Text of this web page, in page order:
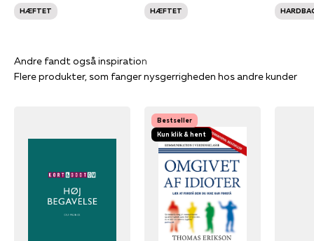
HÆFTET HÆFTET
Flere produkter, som fanger nysgerrigheden hos andre kunder
Bestseller
Kun klik & hent